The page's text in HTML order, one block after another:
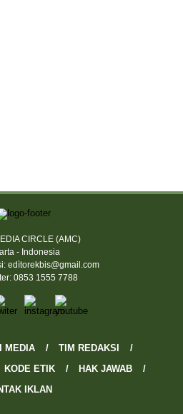
CIRCLE (AMC)
- Indonesia
edìtorekbis@gmail.com
0853 1555 7788
MEDIA
TIM REDAKSI
KODE ETIK
HAK JAWAB
IKLAN